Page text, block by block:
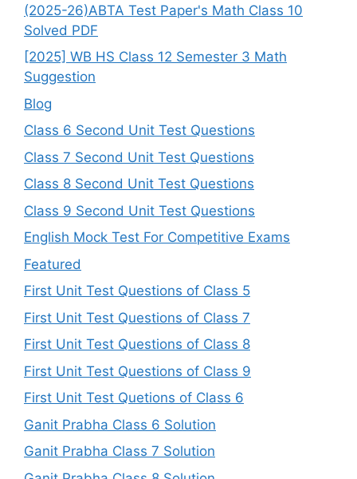
(2025-26)ABTA Test Paper's Math Class 10
Solved PDF
[2025] WB HS Class 12 Semester 3 Math
Suggestion
Blog
Class 6 Second Unit Test Questions
Class 7 Second Unit Test Questions
Class 8 Second Unit Test Questions
Class 9 Second Unit Test Questions
English Mock Test For Competitive Exams
Featured
First Unit Test Questions of Class 5
First Unit Test Questions of Class 7
First Unit Test Questions of Class 8
First Unit Test Questions of Class 9
First Unit Test Quetions of Class 6
Ganit Prabha Class 6 Solution
Ganit Prabha Class 7 Solution